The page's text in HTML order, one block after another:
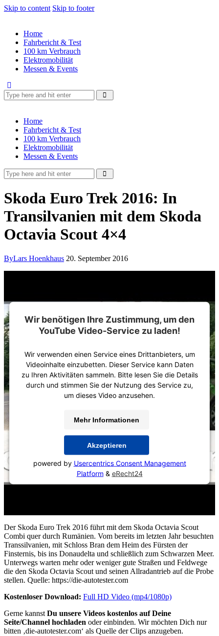
Skip to content Skip to footer
Home
Fahrbericht & Test
100 km Verbrauch
Elektromobilität
Messen & Events
Home
Fahrbericht & Test
100 km Verbrauch
Elektromobilität
Messen & Events
Skoda Euro Trek 2016: In
Transilvanien mit dem Skoda
Octavia Scout 4×4
ByLars Hoenkhaus 20. September 2016
Wir benötigen Ihre Zustimmung, um den
YouTube Video-Service zu laden!
Wir verwenden einen Service eines Drittanbieters, um
Videoinhalte einzubetten. Dieser Service kann Daten
zu Ihren Aktivitäten sammeln. Bitte lesen Sie die Details
durch und stimmen Sie der Nutzung des Service zu,
um dieses Video anzusehen.
Mehr Informationen
Akzeptieren
powered by Usercentrics Consent Management
Platform & eRecht24
Der Skoda Euro Trek 2016 führt mit dem Skoda Octavia Scout
Combi quer durch Rumänien. Vom bereits im letzten Jahr besuchten
Transsilvanien, mit Schloss Bran dem Heim des Fürsten der
Finsternis, bis ins Donaudelta und schließlich zum Schwarzen Meer.
Unterwegs warten mehr oder weniger gute Straßen und Feldwege
die den Skoda Octavia Scout und seinen Allradantrieb auf die Probe
stellen. Quelle: https://die-autotester.com
Kostenloser Download: Full HD Video (mp4/1080p)
Gerne kannst Du unsere Videos kostenlos auf Deine
Seite/Channel hochladen oder einbinden. Wir möchten Dich nur
bitten ‚die-autotester.com‘ als Quelle der Clips anzugeben.